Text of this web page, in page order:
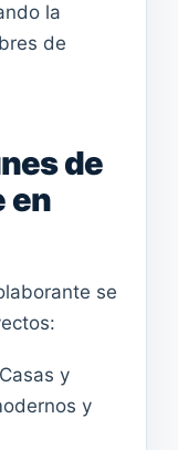
la
de
de
en
se
Casas y
y